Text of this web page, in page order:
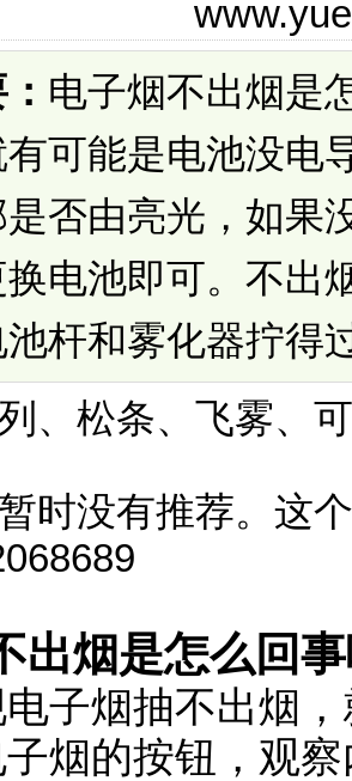
电子烟不出烟是
可能是电池没电
否由亮光，如果
电池即可。不出
杆和雾化器拧得
、松条、飞雾、
时没有推荐。这
出烟是怎么回
子烟抽不出烟
烟的按钮，观